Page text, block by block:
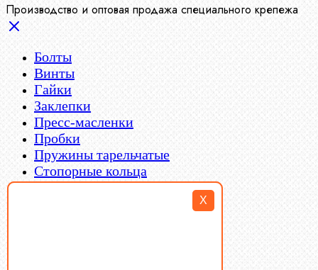
X
Производство и оптовая продажа специального крепежа
Болты
Винты
Гайки
Заклепки
Пресс-масленки
Пробки
Пружины тарельчатые
Стопорные кольца
Такелаж